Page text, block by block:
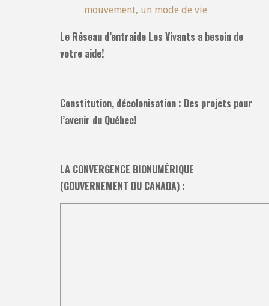
mouvement, un mode de vie
Le Réseau d’entraide Les Vivants a besoin de
votre aide!
Constitution, décolonisation : Des projets pour
l’avenir du Québec!
LA CONVERGENCE BIONUMÉRIQUE
(GOUVERNEMENT DU CANADA) :